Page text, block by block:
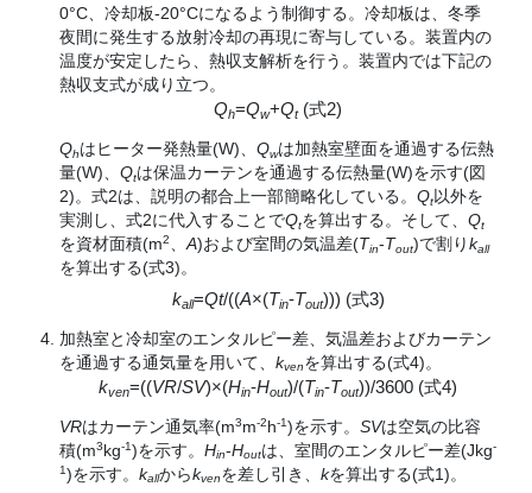
0°C、冷却板-20°Cになるよう制御する。冷却板は、冬季
夜間に発生する放射冷却の再現に寄与している。装置内の
温度が安定したら、熱収支解析を行う。装置内では下記の
熱収支式が成り立つ。
Qh=Qw+Qt(式2)
Qhはヒーター発熱量(W)、 Qwは加熱室壁面を通過する伝熱
量(W)、 Qtは保温カーテンを通過する伝熱量(W)を示す(図
2)。式2は、説明の都合上一部簡略化している。 Qt以外を
実測し、式2に代入することでQtを算出する。そして、 Qt
を資材面積(m2 A)および室間の気温差(Tin-Tout)で割りkall
を算出する(式3)。
kall=Qt/((A×(Tin-Tout))) (式3)
加熱室と冷却室のエンタルピー差、気温差およびカーテン
を通過する通気量を用いて、 kvenを算出する(式4)。
kven=((VR/SV)×(Hin-Hout)/(Tin-Tout))/3600 (式4)
VRはカーテン通気率(m3m-2h-1)を示す。 SVは空気の比容
積(m3kg-1)を示す。 Hin-Houtは、室間のエンタルピー差(Jkg-
1)を示す。 kallからkvenを差し引き、 kを算出する(式1)。